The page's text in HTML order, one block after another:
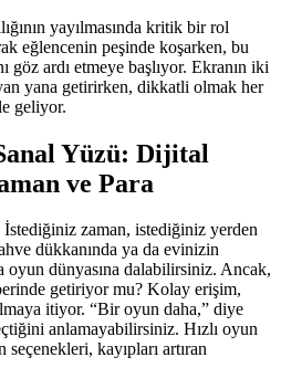
yayılmasında kritik bir rol
eğlencenin peşinde koşarken, bu
göz ardı etmeye başlıyor. Ekranın iki
yana getirirken, dikkatli olmak her
geliyor.
Yüzü: Dijital
ve Para
zaman, istediğiniz yerden
dükkanında ya da evinizin
oyun dünyasına dalabilirsiniz. Ancak,
getiriyor mu? Kolay erişim,
itiyor. “Bir oyun daha,” diye
anlamayabilirsiniz. Hızlı oyun
kayıpları artıran